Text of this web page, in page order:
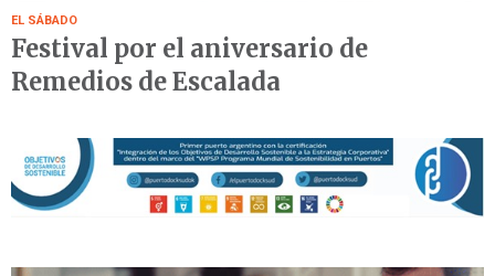
EL SÁBADO
Festival por el aniversario de
Remedios de Escalada